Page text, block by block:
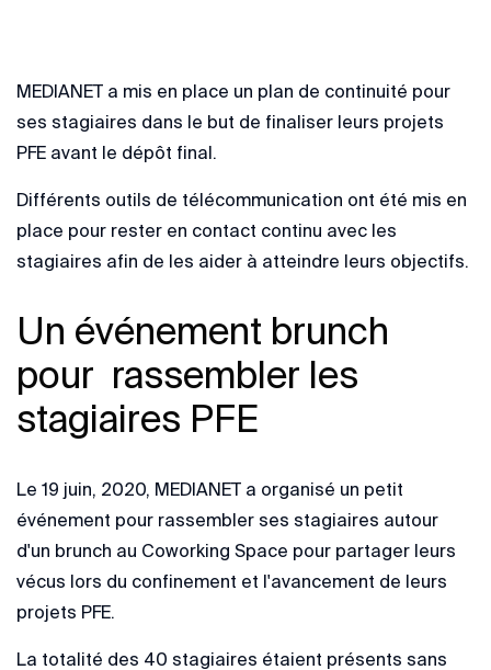
MEDIANET a mis en place un plan de continuité pour
ses stagiaires dans le but de finaliser leurs projets
PFE avant le dépôt final.
Différents outils de télécommunication ont été mis en
place pour rester en contact continu avec les
stagiaires afin de les aider à atteindre leurs objectifs.
Un événement brunch
pour rassembler les
stagiaires PFE
Le 19 juin, 2020, MEDIANET a organisé un petit
événement pour rassembler ses stagiaires autour
d'un brunch au Coworking Space pour partager leurs
vécus lors du confinement et l'avancement de leurs
projets PFE.
La totalité des 40 stagiaires étaient présents sans